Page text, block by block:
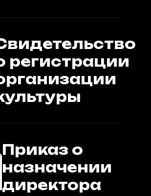
регистрации
Приказ о
назначении
директора